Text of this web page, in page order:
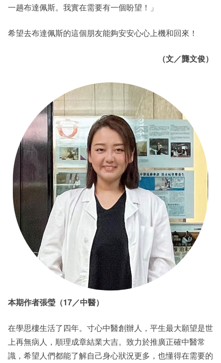
一趟布達佩斯。我實在需要有一個盼望！」
希望去布達佩斯的這個朋友能夠安安心心上機和回來！
（文／龔文俊）
本期作者張瑩（17／中醫）
在學思樓生活了四年。寸心中醫創辦人，平生最大願望是世
上再無病人，順理成章結業大吉。致力於推廣正確中醫常
識，希望人們都能了解自己身心狀況更多，也懂得在需要的